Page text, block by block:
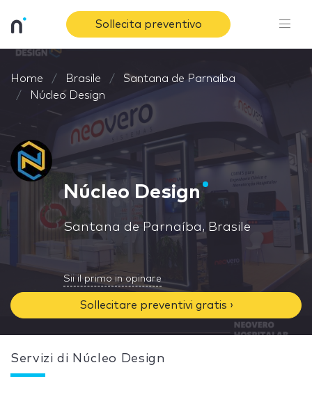
Sollecita preventivo
Home Brasile
Santana de Parnaíba
Núcleo Design
Núcleo Design
Santana de Parnaíba, Brasile
Sii il primo in opinare
Sollecitare preventivi gratis ›
Servizi di Núcleo Design